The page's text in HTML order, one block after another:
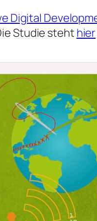
Digital
Studie steht hier